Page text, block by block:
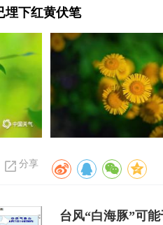
埋下红黄伏笔
分享
台风“白海豚”可